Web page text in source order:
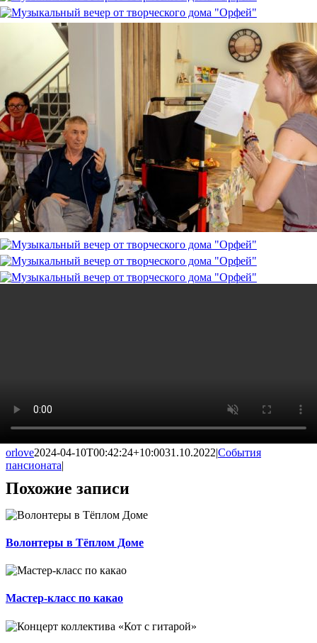
orlove2024-04-10T00:42:24+10:0031.10.2022|События
пансионата|
Похожие записи
Волонтеры в Тёплом Доме
Мастер-класс по какао